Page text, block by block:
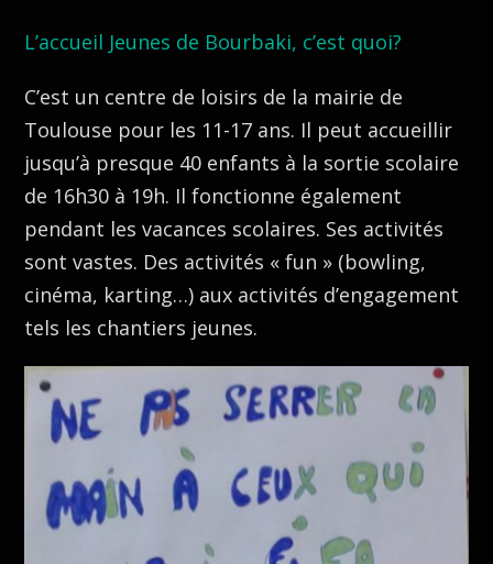
L’accueil Jeunes de Bourbaki, c’est quoi?
C’est un centre de loisirs de la mairie de
Toulouse pour les 11-17 ans. Il peut accueillir
jusqu’à presque 40 enfants à la sortie scolaire
de 16h30 à 19h. Il fonctionne également
pendant les vacances scolaires. Ses activités
sont vastes. Des activités « fun » (bowling,
cinéma, karting…) aux activités d’engagement
tels les chantiers jeunes.